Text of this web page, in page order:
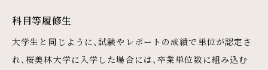
科目等履修生
大学生と同じように、試験やレポートの成績で単位が認定さ
れ、桜美林大学に入学した場合には、卒業単位数に組み込む